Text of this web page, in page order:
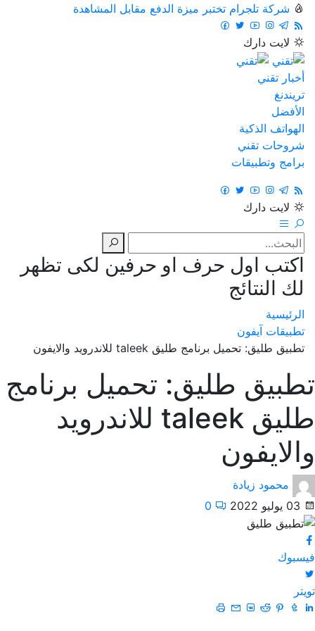
شركة تلجرام تختبر ميزة الدفع مقابل المشاهدة
لايت دارك
أخبار تقني
تريندنغ
الأفضل
الهواتف الذكية
شروحات تقني
برامج وتطبيقات
لايت دارك
اكتب اول حرف او حرفين لكى تظهر
لك النتائج
الرئيسية
تطبيقات آيفون
تطبيق طليق: تحميل برنامج طليق taleek للاندرويد والايفون
تطبيق طليق: تحميل برنامج
طليق taleek للاندرويد
والايفون
محمود زيادة
03 يوليو 2022
0
فيسبوك
تويتر